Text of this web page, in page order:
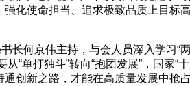
化使命担当、追求极致品质上目
长何京伟主持， 与会人员深入学习“
“单打独斗”转向“抱团发展”，国家
通创新之路，才能在高质量发展中抢占